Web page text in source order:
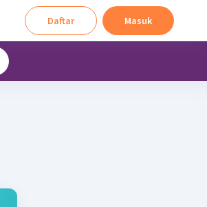
Daftar Masuk